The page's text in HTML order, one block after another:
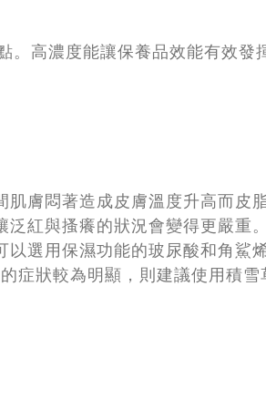
。高濃度能讓保養品效能有效發
膚悶著造成皮膚溫度升高而皮
紅與搔癢的狀況會變得更嚴重。
選用保濕功能的玻尿酸和角鯊
症狀較為明顯，則建議使用積雪